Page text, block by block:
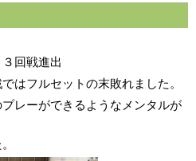
回戦進出
はフルセットの末敗れました。
レーができるようなメンタルが